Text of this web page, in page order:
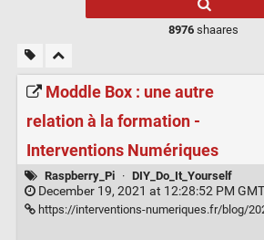
8976 shaares
Moddle Box : une autre
relation à la formation -
Interventions Numériques
Raspberry_Pi · DIY_Do_It_Yourself
December 19, 2021 at 12:28:52 PM
https://interventions-numeriques.fr/blog/2020/04/07/moddle-box-